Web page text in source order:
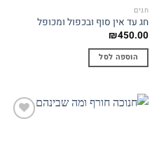
חגים
חג עד אין סוף ובכפול ומכופל
₪450.00
הוספה לסל